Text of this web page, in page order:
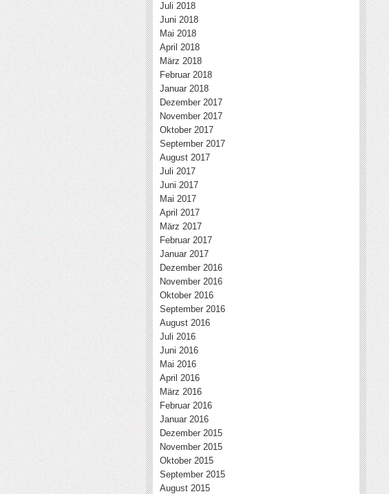
Juli 2018
Juni 2018
Mai 2018
April 2018
März 2018
Februar 2018
Januar 2018
Dezember 2017
November 2017
Oktober 2017
September 2017
August 2017
Juli 2017
Juni 2017
Mai 2017
April 2017
März 2017
Februar 2017
Januar 2017
Dezember 2016
November 2016
Oktober 2016
September 2016
August 2016
Juli 2016
Juni 2016
Mai 2016
April 2016
März 2016
Februar 2016
Januar 2016
Dezember 2015
November 2015
Oktober 2015
September 2015
August 2015